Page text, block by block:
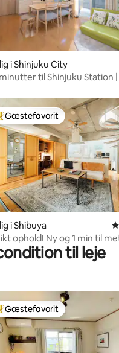
bedømmelse,
i Shinjuku City
til Shinjuku Station |
til Shibuya | Kirsebær
bedømmelse,
gæstefavorit
Gæstefavorit
i Shibuya
ophold! Ny og 1 min til
til leje
gæstefavorit
Gæstefavorit